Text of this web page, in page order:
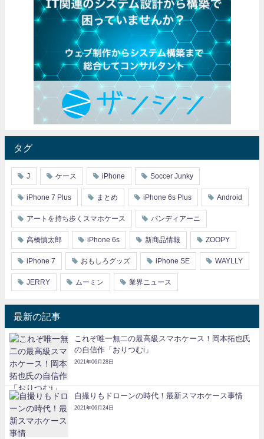
タグ
J ケース iPhone Soccer Junky
iPhone 7 Plus まとめ iPhone 6s Plus Android
アートを持ち歩くスマホケース パンディアーニ
高橋慎太郎 iPhone 6s 新商品情報 ZOOPY
iPhone 7 おもしろグッズ iPhone SE WAYLLY
JERRY ムーミン 業界ニュース
最新の記事
これぞ唯一無二の最高級スマホケース！岡本拓也氏
の自信作「おりつむi」
2021年06月28日
自撮りもドローンの時代！最新スマホケース事情
2021年06月24日